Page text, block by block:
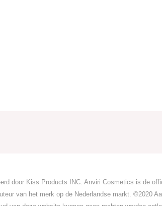
door Kiss Products INC. Anviri Cosmetics is de
van het merk op de Nederlandse markt. ©2020